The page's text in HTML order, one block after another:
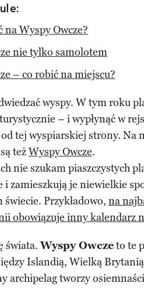
na Wyspy Owcze?
nie tylko samolotem
– co robić na miejscu?
wyspy. W tym roku
– i wypłynąć w
od tej wyspiarskiej strony. Na
teżWyspy Owcze.
nie szukam piaszczystych
i zamieszkują je niewielkie
świecie. Przykładowo, na
obowiązuje inny kalendarz
świata.Wyspy Owczeto te
Islandią, Wielką
archipelag tworzy